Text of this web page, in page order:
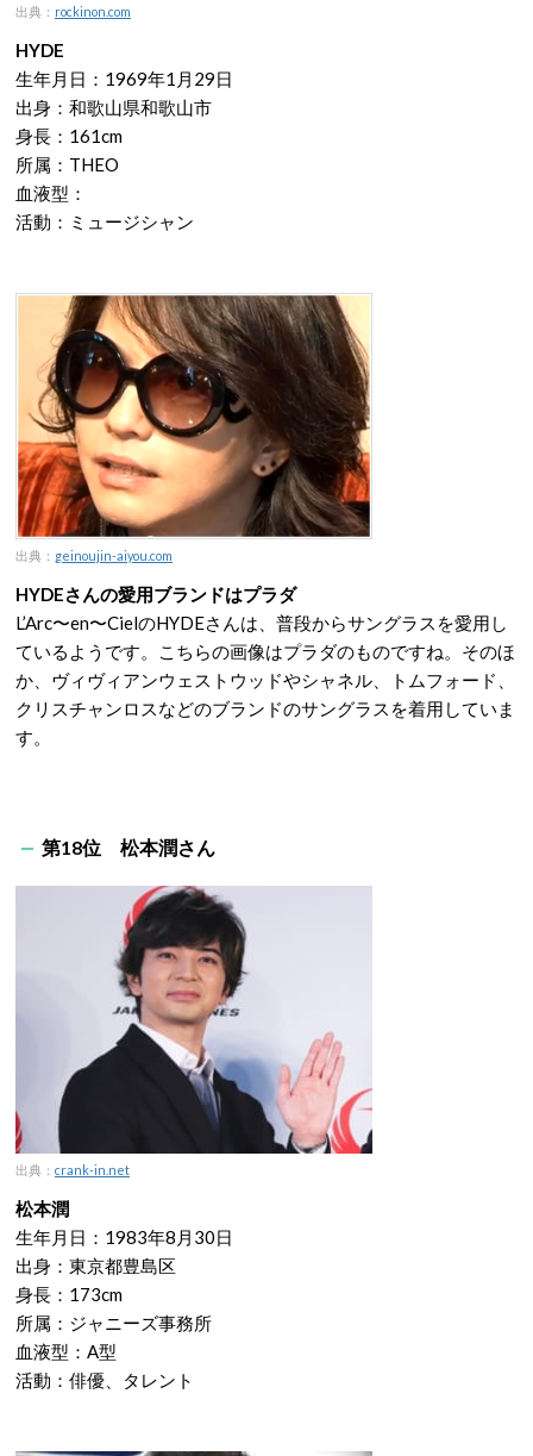
出典： rockinon.com
HYDE
生年月日：1969年1月29日
出身：和歌山県和歌山市
身長：161cm
所属：THEO
血液型：
活動：ミュージシャン
出典： geinoujin-aiyou.com
HYDEさんの愛用ブランドはプラダ
L’Arc〜en〜CielのHYDEさんは、普段からサングラスを愛用し
ているようです。こちらの画像はプラダのものですね。そのほ
か、ヴィヴィアンウェストウッドやシャネル、トムフォード、
クリスチャンロスなどのブランドのサングラスを着用していま
す。
第18位 松本潤さん
出典： crank-in.net
松本潤
生年月日：1983年8月30日
出身：東京都豊島区
身長：173cm
所属：ジャニーズ事務所
血液型：A型
活動：俳優、タレント